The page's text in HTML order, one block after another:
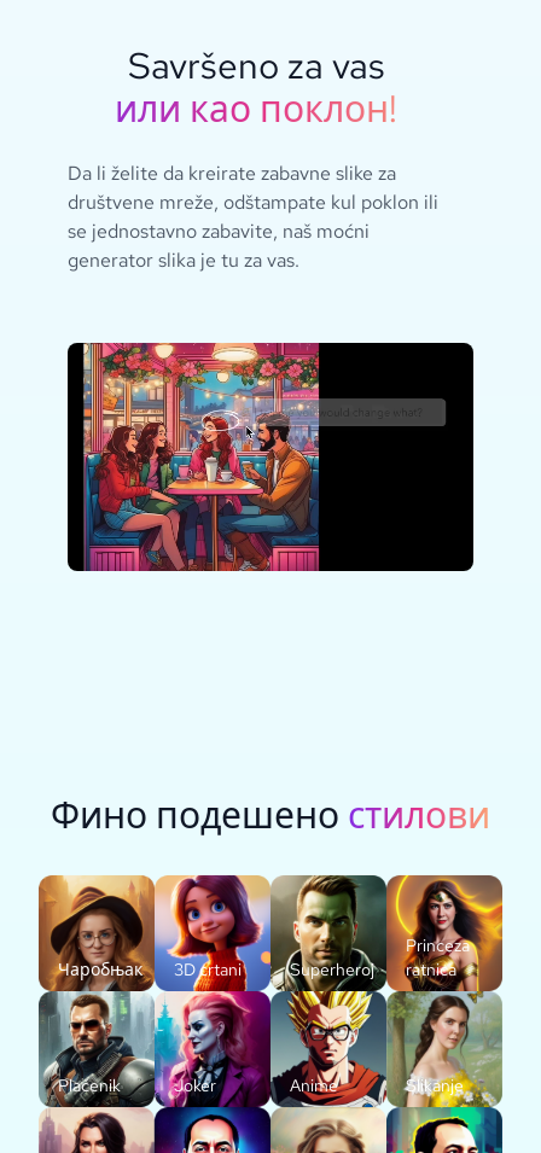
Savršeno za vas
или као поклон!
Da li želite da kreirate zabavne slike za
društvene mreže, odštampate kul poklon ili
se jednostavno zabavite, naš moćni
generator slika je tu za vas.
Фино подешено стилови
Чаробњак 3D crtani Superheroj
Princeza
ratnica
Plaćenik Joker Anime Slikanje